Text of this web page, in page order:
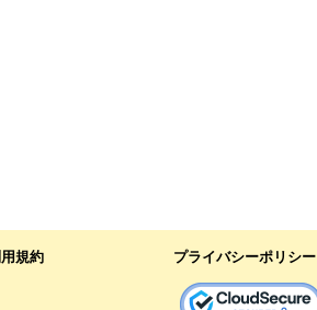
規約 プライバシーポリシー